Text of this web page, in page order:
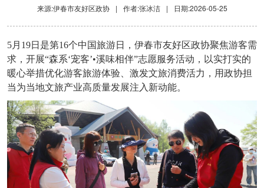
来源:伊春市友好区政协
| 作者:张冰洁 | 日期:2026-05-25
5月19日是第16个中国旅游日，伊春市友好区政协聚焦游客需
求，开展“森系‘宠客’•溪味相伴”志愿服务活动，以实打实的
暖心举措优化游客旅游体验、激发文旅消费活力，用政协担
当为当地文旅产业高质量发展注入新动能。